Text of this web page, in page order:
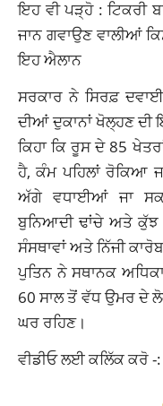
ਇਹ ਵੀ ਪੜ੍ਹੋ : ਟਿਕਰੀ
ਜਾਨ ਗਵਾਉਣ ਵਾਲੀਆਂ
ਇਹ ਐਲਾਨ
ਸਰਕਾਰ ਨੇ ਸਿਰਫ਼
ਦੀਆਂ ਦੁਕਾਨਾਂ ਖੋਲ੍ਹਣ ਦੀ
ਕਿਹਾ ਕਿ ਰੂਸ ਦੇ 85
ਹੈ, ਕੰਮ ਪਹਿਲਾਂ ਰੋਕਿਆ
ਅੱਗੇ ਵਧਾਈਆਂ ਜਾ
ਬੁਨਿਆਦੀ ਢਾਂਚੇ ਅਤੇ ਕੁੱਝ
ਸੰਸਥਾਵਾਂ ਅਤੇ ਨਿੱਜੀ
ਪੁਤਿਨ ਨੇ ਸਥਾਨਕ
60 ਸਾਲ ਤੋਂ ਵੱਧ ਉਮਰ ਦੇ
ਘਰ ਰਹਿਣ।
ਵੀਡੀਓ ਲਈ ਕਲਿੱਕ ਕਰੋ -: